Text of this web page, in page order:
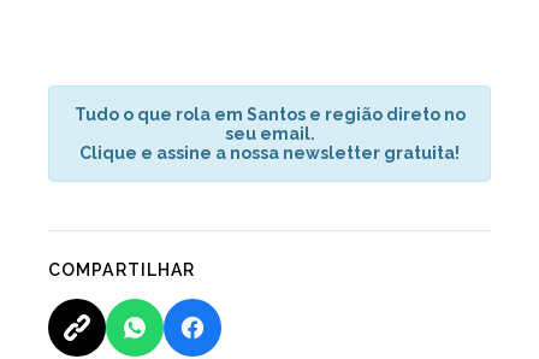
Tudo o que rola em Santos e região direto no
seu email.
Clique e assine a nossa newsletter gratuita!
COMPARTILHAR